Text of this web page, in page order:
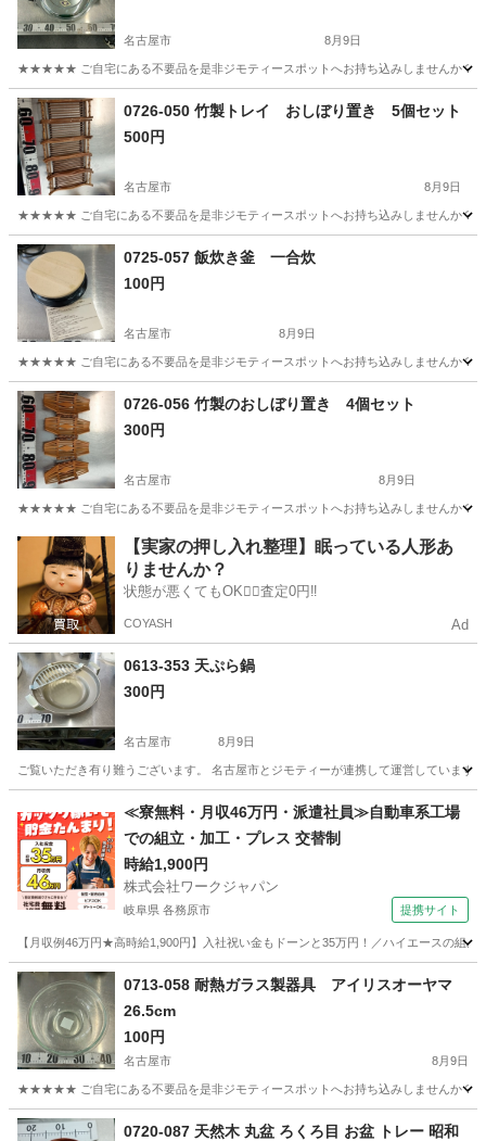
名古屋市 8月9日
★★★★★ ご自宅にある不要品を是非ジモティースポットへお持ち込みしませんか？
愛知 名古屋市 現地
0726-050 竹製トレイ おしぼり置き 5個セット
500円
名古屋市 8月9日
★★★★★ ご自宅にある不要品を是非ジモティースポットへお持ち込みしませんか？
愛知 名古屋市 おしぼり
0725-057 飯炊き釜 一合炊
100円
名古屋市 8月9日
★★★★★ ご自宅にある不要品を是非ジモティースポットへお持ち込みしませんか？
愛知 名古屋市 現地
0726-056 竹製のおしぼり置き 4個セット
300円
名古屋市 8月9日
★★★★★ ご自宅にある不要品を是非ジモティースポットへお持ち込みしませんか？
愛知 名古屋市 食器 おしぼり
【実家の押し入れ整理】眠っている人形あ
りませんか？
状態が悪くてもOK🙆‍♀️査定0円‼️
COYASH Ad
0613-353 天ぷら鍋
300円
名古屋市 8月9日
ご覧いただき有り難うございます。 名古屋市とジモティーが連携して運営してい
調理器具 リユース
≪寮無料・月収46万円・派遣社員≫自動車系工場
での組立・加工・プレス 交替制
時給1,900円
株式会社ワークジャパン
岐阜県 各務原市 提携サイト
【月収例46万円★高時給1,900円】入社祝い金もドーンと35万円！／ハイエースの組
岐阜 各務原市 0713-058 耐熱ガラス製器具 アイリスオーヤマ
26.5cm
100円
名古屋市 8月9日
★★★★★ ご自宅にある不要品を是非ジモティースポットへお持ち込みしませんか？
愛知 名古屋市 調理器具 耐熱ガラス
0720-087 天然木 丸盆 ろくろ目 お盆 トレー 昭和